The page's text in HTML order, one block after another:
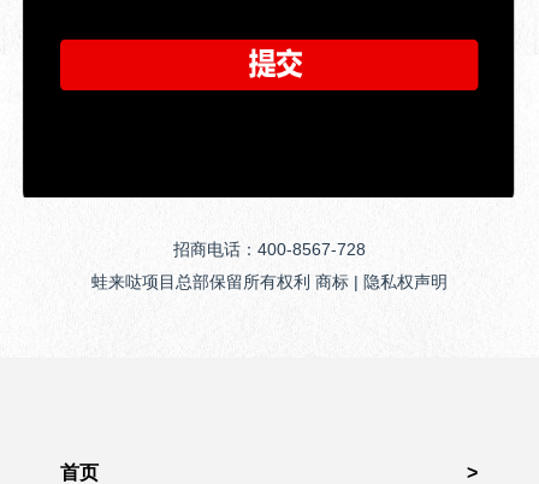
招商电话：400-8567-728
蛙来哒项目总部保留所有权利 商标 | 隐私权声明
首页 >